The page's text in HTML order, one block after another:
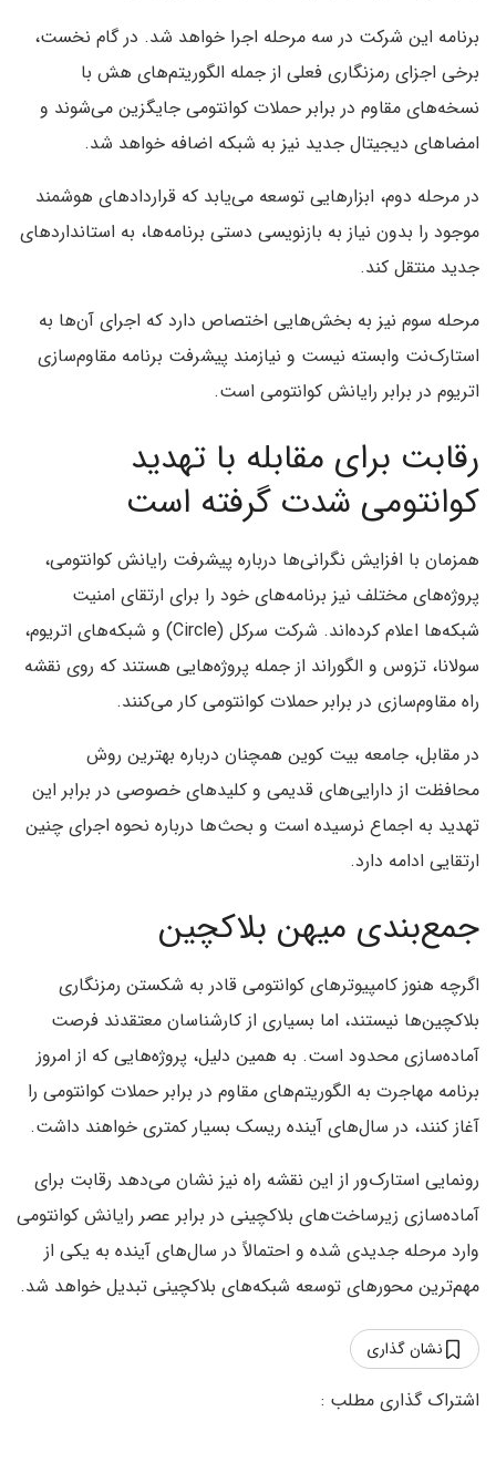
برنامه این شرکت در سه مرحله اجرا خواهد شد. در گام نخست،
برخی اجزای رمزنگاری فعلی از جمله الگوریتم‌های هش با
نسخه‌های مقاوم در برابر حملات کوانتومی جایگزین می‌شوند و
امضاهای دیجیتال جدید نیز به شبکه اضافه خواهد شد.
در مرحله دوم، ابزارهایی توسعه می‌یابد که قراردادهای هوشمند
موجود را بدون نیاز به بازنویسی دستی برنامه‌ها، به استانداردهای
جدید منتقل کند.
مرحله سوم نیز به بخش‌هایی اختصاص دارد که اجرای آن‌ها به
استارک‌نت وابسته نیست و نیازمند پیشرفت برنامه مقاوم‌سازی
اتریوم در برابر رایانش کوانتومی است.
رقابت برای مقابله با تهدید
کوانتومی شدت گرفته است
همزمان با افزایش نگرانی‌ها درباره پیشرفت رایانش کوانتومی،
پروژه‌های مختلف نیز برنامه‌های خود را برای ارتقای امنیت
شبکه‌ها اعلام کرده‌اند. شرکت سرکل (Circle) و شبکه‌های اتریوم،
سولانا، تزوس و الگوراند از جمله پروژه‌هایی هستند که روی نقشه
راه مقاوم‌سازی در برابر حملات کوانتومی کار می‌کنند.
در مقابل، جامعه بیت کوین همچنان درباره بهترین روش
محافظت از دارایی‌های قدیمی و کلیدهای خصوصی در برابر این
تهدید به اجماع نرسیده است و بحث‌ها درباره نحوه اجرای چنین
ارتقایی ادامه دارد.
جمع‌بندی میهن بلاکچین
اگرچه هنوز کامپیوترهای کوانتومی قادر به شکستن رمزنگاری
بلاکچین‌ها نیستند، اما بسیاری از کارشناسان معتقدند فرصت
آماده‌سازی محدود است. به همین دلیل، پروژه‌هایی که از امروز
برنامه مهاجرت به الگوریتم‌های مقاوم در برابر حملات کوانتومی را
آغاز کنند، در سال‌های آینده ریسک بسیار کمتری خواهند داشت.
رونمایی استارک‌ور از این نقشه راه نیز نشان می‌دهد رقابت برای
آماده‌سازی زیرساخت‌های بلاکچینی در برابر عصر رایانش کوانتومی
وارد مرحله جدیدی شده و احتمالاً در سال‌های آینده به یکی از
مهم‌ترین محورهای توسعه شبکه‌های بلاکچینی تبدیل خواهد شد.
نشان گذاری